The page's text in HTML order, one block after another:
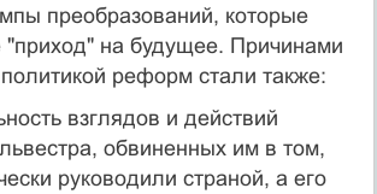
преобразований, которые
"приход" на будущее. Причинами
реформ стали также:
взглядов и действий
обвиненных им в том,
руководили страной, а его